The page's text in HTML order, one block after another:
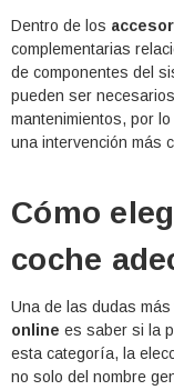
Dentro de los
complementarias
de componentes del
pueden ser
mantenimientos, por
una intervención más
Cómo
coche
Una de las dudas
online es saber si la
esta categoría, la
no solo del nombre